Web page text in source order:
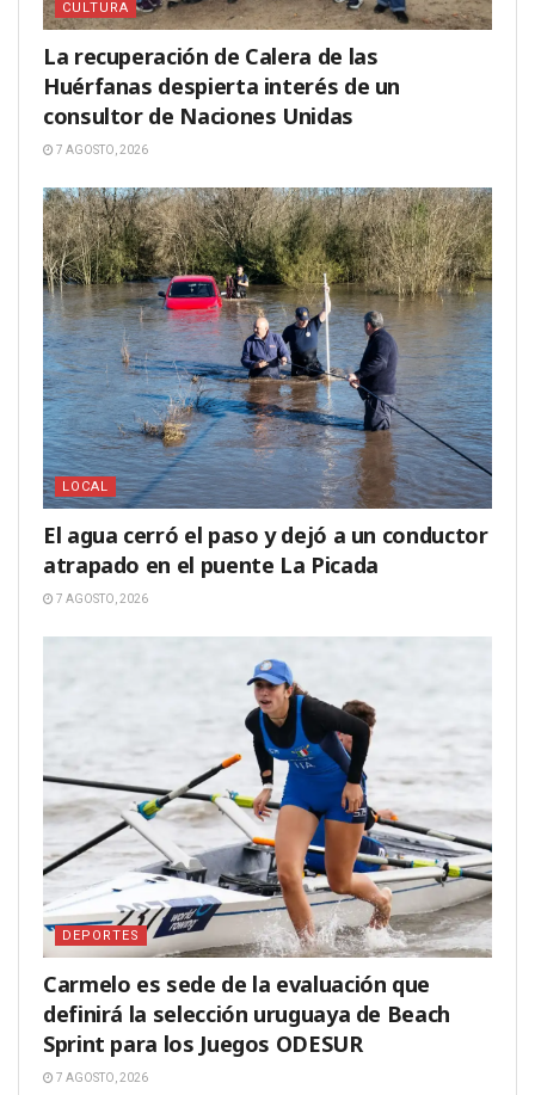
CULTURA
La recuperación de Calera de las
Huérfanas despierta interés de un
consultor de Naciones Unidas
7 AGOSTO, 2026
LOCAL
El agua cerró el paso y dejó a un conductor
atrapado en el puente La Picada
7 AGOSTO, 2026
DEPORTES
Carmelo es sede de la evaluación que
definirá la selección uruguaya de Beach
Sprint para los Juegos ODESUR
7 AGOSTO, 2026